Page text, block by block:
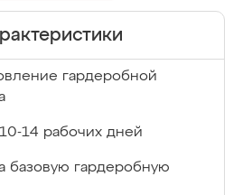
гардеробной
10-14 рабочих дней
базовую гардеробную